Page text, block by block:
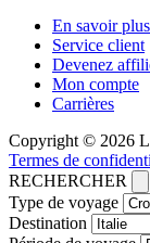
En savoir
Service client
Devenez
Mon compte
Carrières
Copyright © 2026
Termes de
RECHERCHER
Type de voyage
Destination